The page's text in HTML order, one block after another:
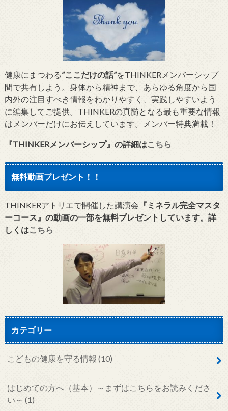
健康にまつわる”ここだけの話”をTHINKERメンバーシップ
間で共有しよう。身体から精神まで、あらゆる角度から国
内外の注目すべき情報をわかりやすく、実践しやすいよう
に編集してご提供。THINKERの真髄となる最も重要な情報
はメンバーだけにお伝えしています。メンバー特典満載！
『THINKERメンバーシップ』 の詳細はこちら
無料動画プレゼント！！
THINKERアトリエで開催した講演会 『ミネラル完全マスタ
ーコース』の動画の一部を無料プレゼントしています。詳
しくはこちら
カテゴリー
こどもの健康を守る情報 (10)
はじめての方へ（基本）～まずはこちらをお読みくださ
い～ (1)